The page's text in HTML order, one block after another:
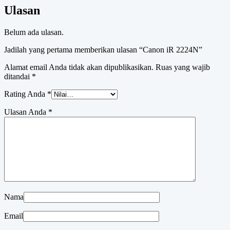
Ulasan
Belum ada ulasan.
Jadilah yang pertama memberikan ulasan “Canon iR 2224N”
Alamat email Anda tidak akan dipublikasikan. Ruas yang wajib
ditandai *
Rating Anda *
Ulasan Anda *
Nama
Email